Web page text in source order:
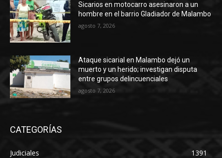
Sicarios en motocarro asesinaron a un
hombre en el barrio Gladiador de Malambo
agosto 7, 2026
Ataque sicarial en Malambo dejó un
muerto y un herido; investigan disputa
entre grupos delincuenciales
agosto 7, 2026
CATEGORÍAS
Judiciales
1391